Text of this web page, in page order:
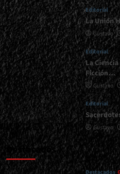
Editorial
La Unión
Gustavo
Editorial
La Ciencia
Ficción…
Gustavo
Editorial
Gustavo
Destacados